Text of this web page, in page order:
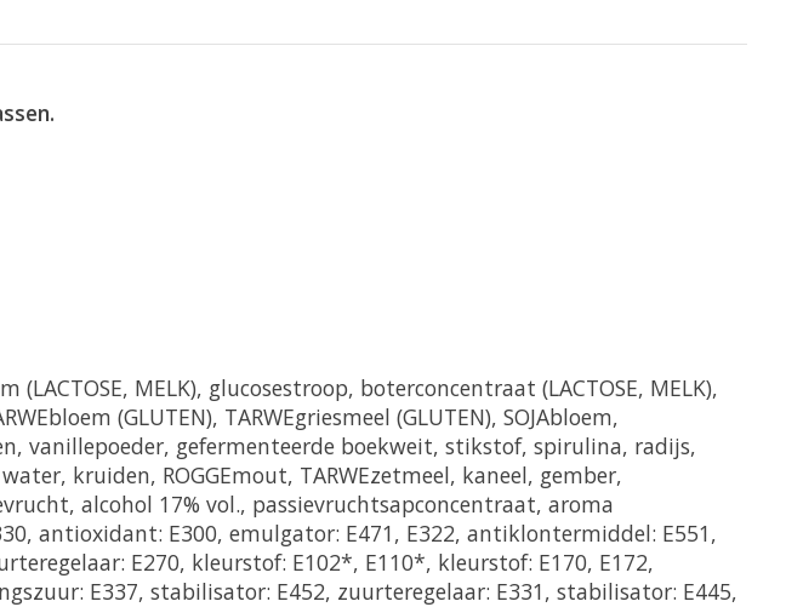
MELK), glucosestroop, boterconcentraat (LACTOSE, MELK),
(GLUTEN), TARWEgriesmeel (GLUTEN), SOJAbloem,
vanillepoeder, gefermenteerde boekweit, stikstof, spirulina, radijs,
kruiden, ROGGEmout, TARWEzetmeel, kaneel, gember,
alcohol 17% vol., passievruchtsapconcentraat, aroma
antioxidant: E300, emulgator: E471, E322, antiklontermiddel: E551,
E270, kleurstof: E102*, E110*, kleurstof: E170, E172,
E337, stabilisator: E452, zuurteregelaar: E331, stabilisator: E445,